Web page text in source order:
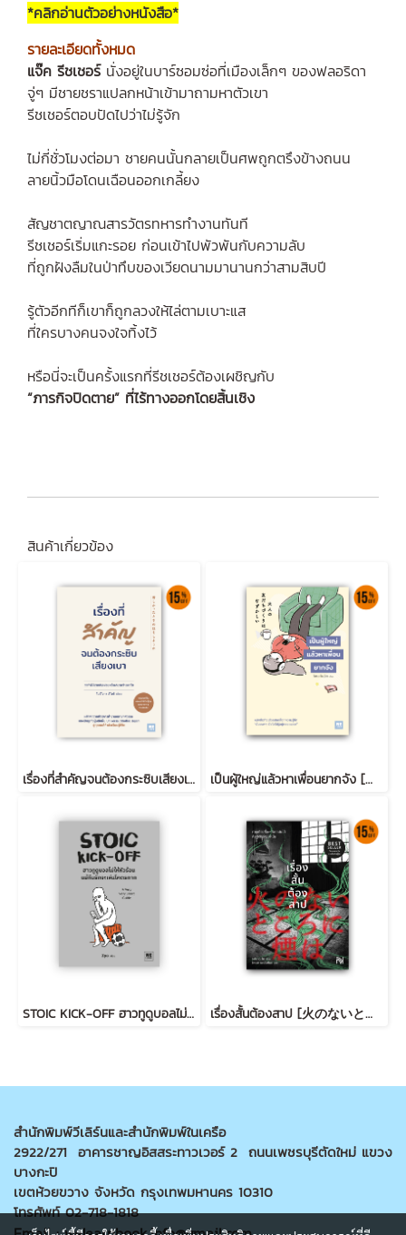
*คลิกอ่านตัวอย่างหนังสือ*
รายละเอียดทั้งหมด
แจ๊ค รีชเชอร์นั่งอยู่ในบาร์ซอมซ่อที่เมืองเล็กๆ ของฟลอริดา
จู่ๆ มีชายชราแปลกหน้าเข้ามาถามหาตัวเขา
รีชเชอร์ตอบปัดไปว่าไม่รู้จัก
ไม่กี่ชั่วโมงต่อมา ชายคนนั้นกลายเป็นศพถูกตรึงข้างถนน
ลายนิ้วมือโดนเฉือนออกเกลี้ยง
สัญชาตญาณสารวัตรทหารทำงานทันที
รีชเชอร์เริ่มแกะรอย ก่อนเข้าไปพัวพันกับความลับ
ที่ถูกฝังลืมในป่าทึบของเวียดนามมานานกว่าสามสิบปี
รู้ตัวอีกทีก็เขาก็ถูกลวงให้ไล่ตามเบาะแส
ที่ใครบางคนจงใจทิ้งไว้
หรือนี่จะเป็นครั้งแรกที่รีชเชอร์ต้องเผชิญกับ
“ภารกิจปิดตาย” ที่ไร้ทางออกโดยสิ้นเชิง
สินค้าเกี่ยวข้อง
เรื่องที่สำคัญจนต้องกระซิบเสียงเบา (苦しかったときの話をしようか) เป็นผู้ใหญ่แล้วหาเพื่อนยากจัง [大人の友だちづくりはむずかしい]
STOIC KICK-OFF ฮาวทูดูบอลไม่ให้หัวร้อน แม้ทีมรักจะเล่นโคตรกาก เรื่องสั้นต้องสาป [火のないところに煙は]
สำนักพิมพ์วีเลิร์นและสำนักพิมพ์ในเครือ
2922/271 อาคารชาญอิสสระทาวเวอร์ 2 ถนนเพชรบุรีตัดใหม่ แขวง
บางกะปิ
เขตห้วยขวาง จังหวัด กรุงเทพมหานคร 10310
โทรศัพท์ 02-718-1818